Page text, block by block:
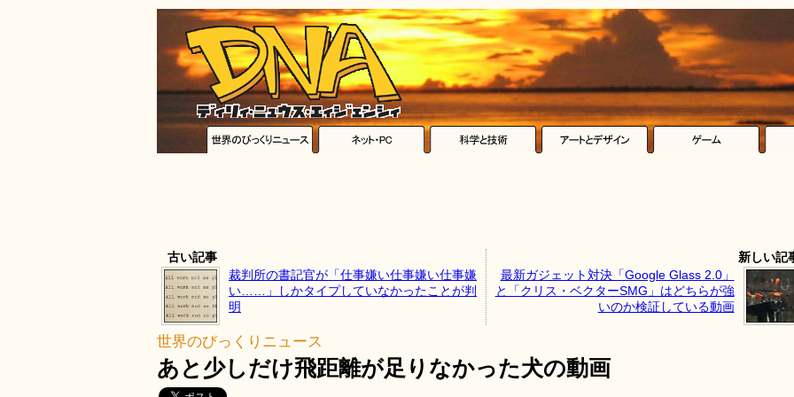
古い記事
裁判所の書記官が「仕事嫌い仕事嫌い仕事嫌
い……」しかタイプしていなかったことが判
明
新しい記
最新ガジェット対決「Google Glass 2.0」
と「クリス・ベクターSMG」はどちらが強
いのか検証している動画
世界のびっくりニュース
あと少しだけ飛距離が足りなかった犬の動画